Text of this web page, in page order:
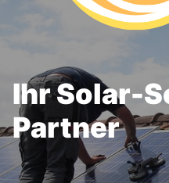
Ihr Solar-
Partner